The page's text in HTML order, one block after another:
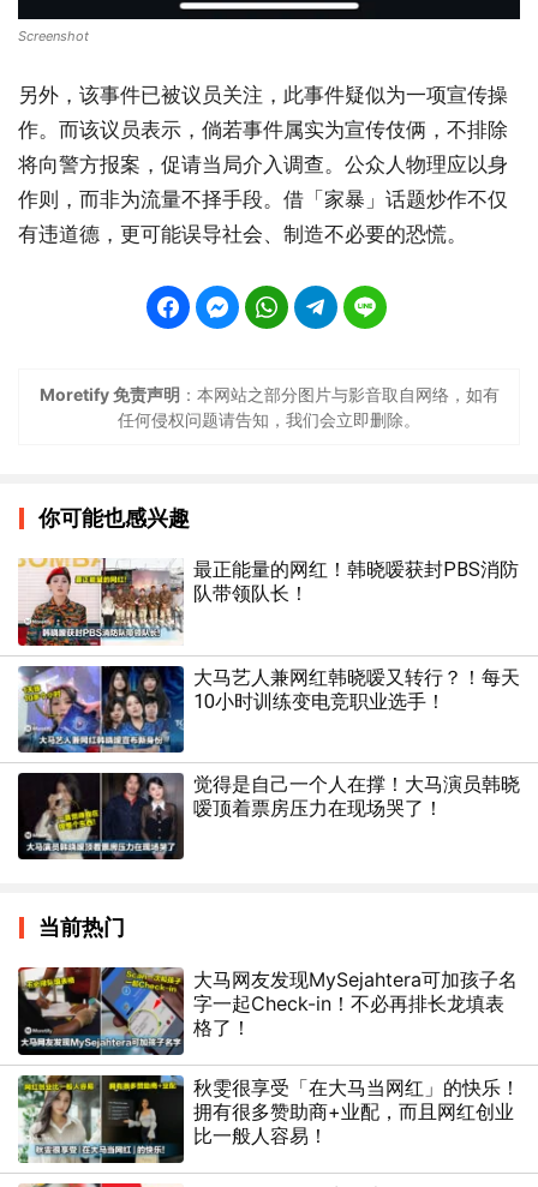
Screenshot
另外，该事件已被议员关注，此事件疑似为一项宣传操
作。而该议员表示，倘若事件属实为宣传伎俩，不排除
将向警方报案，促请当局介入调查。公众人物理应以身
作则，而非为流量不择手段。借「家暴」话题炒作不仅
有违道德，更可能误导社会、制造不必要的恐慌。
Moretify 免责声明 ：本网站之部分图片与影音取自网络，如有
任何侵权问题请告知，我们会立即删除。
你可能也感兴趣
最正能量的网红！韩晓嗳获封PBS消防
队带领队长！
大马艺人兼网红韩晓嗳又转行？！每天
10小时训练变电竞职业选手！
觉得是自己一个人在撑！大马演员韩晓
嗳顶着票房压力在现场哭了！
当前热门
大马网友发现MySejahtera可加孩子名
字一起Check-in！不必再排长龙填表
格了！
秋雯很享受「在大马当网红」的快乐！
拥有很多赞助商+业配，而且网红创业
比一般人容易！